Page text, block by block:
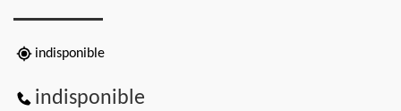
indisponible
indisponible